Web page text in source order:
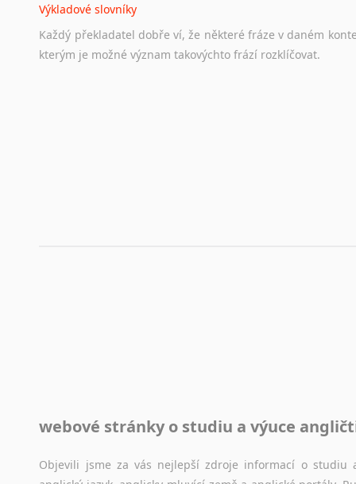
Hledáte-li
práci
stejná obecná pravidla, jako pro český životopis. Tak dost
Výkladové slovníky
Každý překladatel dobře ví, že některé fráze v daném
kterým je možné význam takovýchto frází rozklíčovat.
Jazykový korpus je elektronický soubor autentických
původního zdroje textu.
webové stránky o studiu a výuce
Objevili jsme za vás nejlepší zdroje informací o studiu